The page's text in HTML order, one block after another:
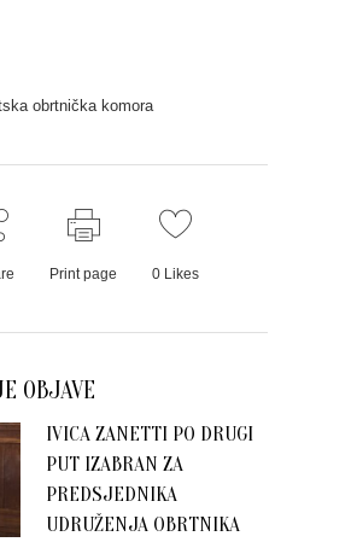
obrtnička komora
Print page 0 Likes
OBJAVE
IVICA ZANETTI PO DRUGI
PUT IZABRAN ZA
PREDSJEDNIKA
UDRUŽENJA OBRTNIKA